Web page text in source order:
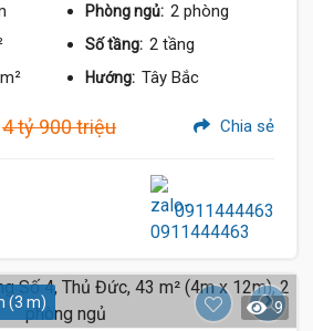
Phòng ngủ: 2 phòng
Số tầng: 2 tầng
Hướng: Tây Bắc
4 tỷ 900 triệu Chia sẻ
0911444463
(3 m) 9